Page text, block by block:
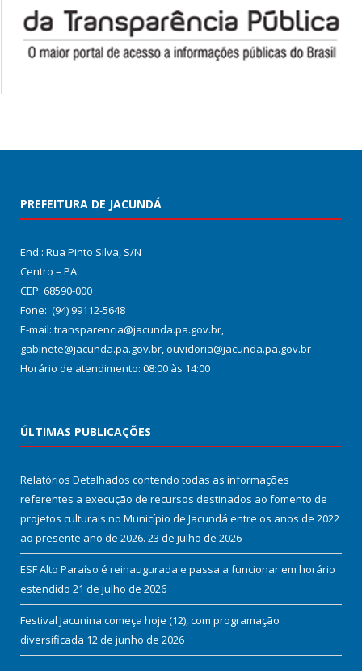
PREFEITURA DE JACUNDÁ
End.: Rua Pinto Silva, S/N
Centro – PA
CEP: 68590-000
Fone: (94) 99112-5648
E-mail: transparencia@jacunda.pa.gov.br,
gabinete@jacunda.pa.gov.br, ouvidoria@jacunda.pa.gov.br
Horário de atendimento: 08:00 às 14:00
ÚLTIMAS PUBLICAÇÕES
Relatórios Detalhados contendo todas as informações
referentes a execução de recursos destinados ao fomento de
projetos culturais no Município de Jacundá entre os anos de 2022
ao presente ano de 2026. 23 de julho de 2026
ESF Alto Paraíso é reinaugurada e passa a funcionar em horário
estendido 21 de julho de 2026
Festival Jacunina começa hoje (12), com programação
diversificada 12 de junho de 2026